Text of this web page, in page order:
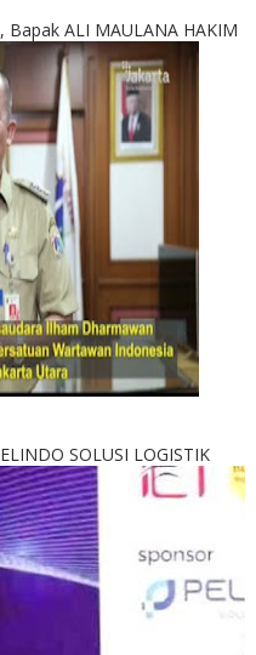
Bapak ALI MAULANA HAKIM
SOLUSI LOGISTIK